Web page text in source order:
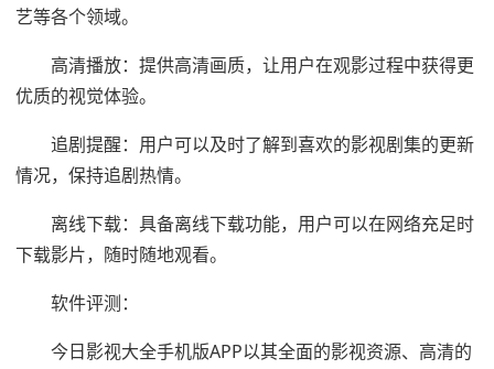
艺等各个领域。
高清播放：提供高清画质，让用户在观影过程中获得更
优质的视觉体验。
追剧提醒：用户可以及时了解到喜欢的影视剧集的更新
情况，保持追剧热情。
离线下载：具备离线下载功能，用户可以在网络充足时
下载影片，随时随地观看。
软件评测：
今日影视大全手机版APP以其全面的影视资源、高清的